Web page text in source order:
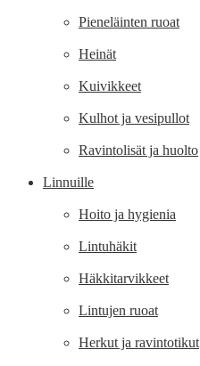
Pieneläinten ruoat
Heinät
Kuivikkeet
Kulhot ja vesipullot
Ravintolisät ja huolto
Linnuille
Hoito ja hygienia
Lintuhäkit
Häkkitarvikkeet
Lintujen ruoat
Herkut ja ravintotikut